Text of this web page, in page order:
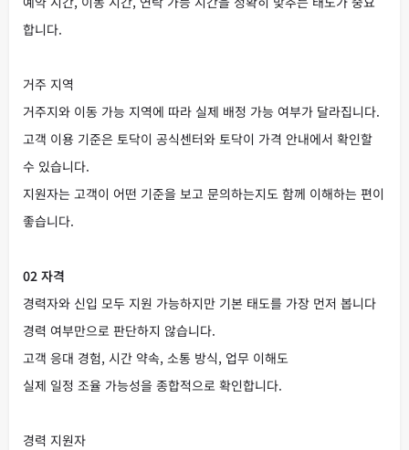
합니다.
거주 지역
거주지와 이동 가능 지역에 따라 실제 배정 가능 여부가 달라집니다.
고객 이용 기준은 토닥이 공식센터와 토닥이 가격 안내에서 확인할
수 있습니다.
지원자는 고객이 어떤 기준을 보고 문의하는지도 함께 이해하는 편이
좋습니다.
02 자격
경력자와 신입 모두 지원 가능하지만 기본 태도를 가장 먼저 봅니다
경력 여부만으로 판단하지 않습니다.
고객 응대 경험, 시간 약속, 소통 방식, 업무 이해도
실제 일정 조율 가능성을 종합적으로 확인합니다.
경력 지원자